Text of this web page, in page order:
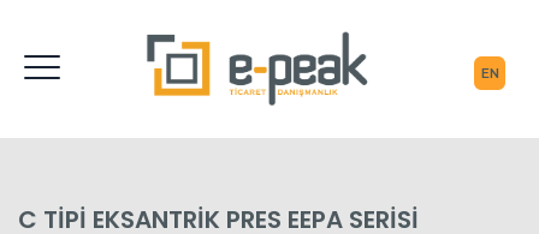
C TİPİ EKSANTRİK PRES EEPA SERİSİ